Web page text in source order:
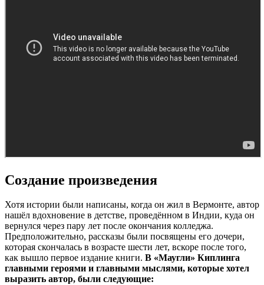
Создание произведения
Хотя истории были написаны, когда он жил в Вермонте, автор
нашёл вдохновение в детстве, проведённом в Индии, куда он
вернулся через пару лет после окончания колледжа.
Предположительно, рассказы были посвящены его дочери,
которая скончалась в возрасте шести лет, вскоре после того,
как вышло первое издание книги. В «Маугли» Киплинга
главными героями и главными мыслями, которые хотел
выразить автор, были следующие: